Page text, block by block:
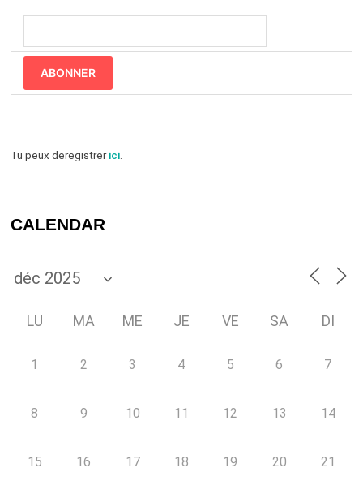
ABONNER
Tu peux deregistrerici.
CALENDAR
LU MA ME JE VE SA DI
1 2 3 4 5 6 7
8 9 10 11 12 13 14
15 16 17 18 19 20 21